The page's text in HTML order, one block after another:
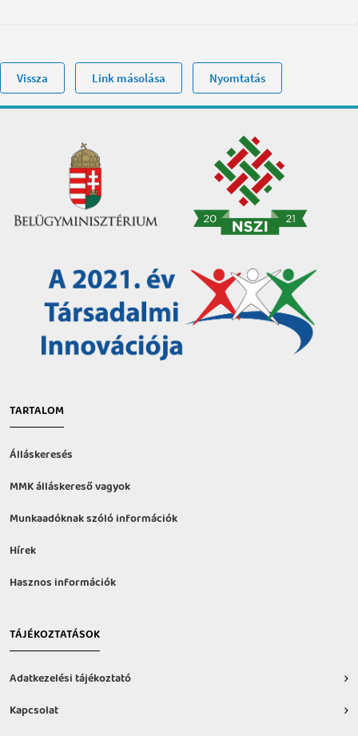
Vissza Link másolása Nyomtatás
TARTALOM
Álláskeresés
MMK álláskereső vagyok
Munkaadóknak szóló információk
Hírek
Hasznos információk
TÁJÉKOZTATÁSOK
Adatkezelési tájékoztató
Kapcsolat